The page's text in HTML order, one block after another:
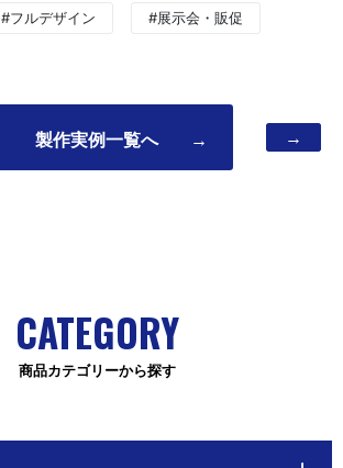
#フルデザイン #展示会・販促
製作実例一覧へ → →
CATEGORY
商品カテゴリーから探す